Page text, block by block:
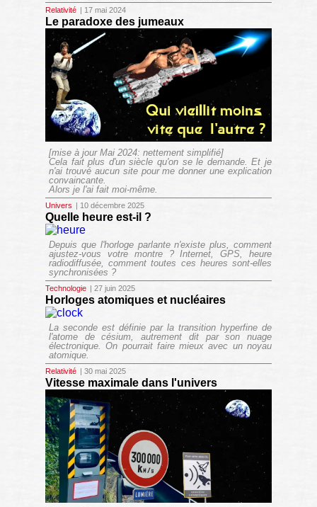
Relativité | 17 mai 2024
Le paradoxe des jumeaux
[mise à jour Mai 2024: nettement simplifié]
Cela fait plus d'un siècle qu'on se le demande. Et je
n'ai trouvé aucun site pour me donner une explication
convaincante.
Alors je l'ai fait moi-même.
Univers | 10 décembre 2025
Quelle heure est-il ?
Depuis que l'horloge parlante n'existe plus, comment
ajustez-vous votre montre ? Internet, GPS, heure
radiodiffusée, comment toutes ces heures sont-elles
synchronisées ?
Technologie | 27 juin 2025
Horloges atomiques et nucléaires
La seconde est définie par la transition hyperfine de
l'atome de césium, autrement dit par son nuage
électronique. On pourrait faire mieux avec un noyau
atomique.
Relativité | 30 mai 2025
Vitesse maximale dans l'univers